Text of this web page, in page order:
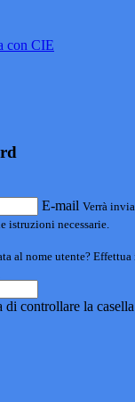
con CIE
E-mail Verrà
istruzioni necessarie.
al nome utente?
controllare la